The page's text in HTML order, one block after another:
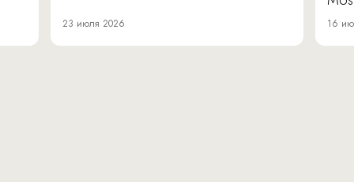
23 июля 2026 16